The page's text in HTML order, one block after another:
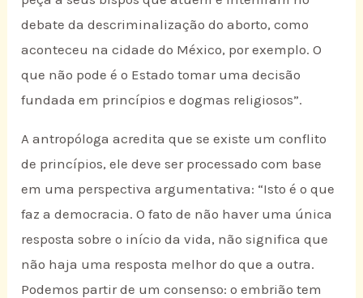
debate da descriminalização do aborto, como
aconteceu na cidade do México, por exemplo. O
que não pode é o Estado tomar uma decisão
fundada em princípios e dogmas religiosos”.
A antropóloga acredita que se existe um conflito
de princípios, ele deve ser processado com base
em uma perspectiva argumentativa: “Isto é o que
faz a democracia. O fato de não haver uma única
resposta sobre o início da vida, não significa que
não haja uma resposta melhor do que a outra.
Podemos partir de um consenso: o embrião tem